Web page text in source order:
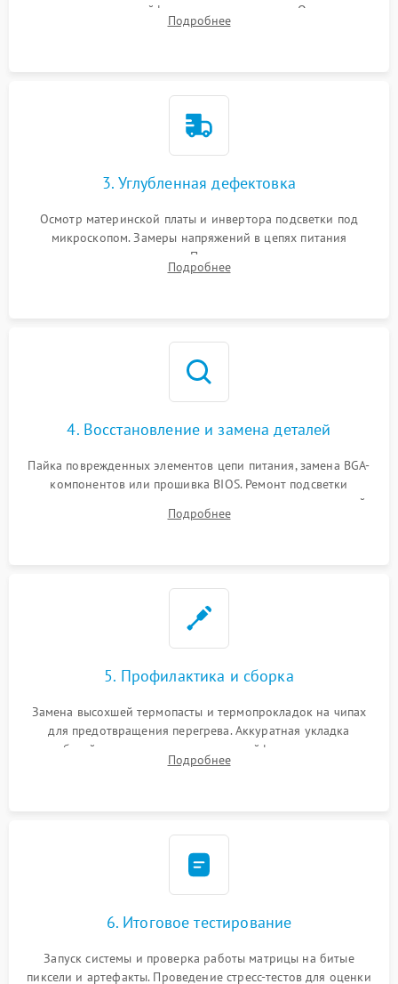
отключение шлейфов матрицы и питания. Очистка
массивной системы охлаждения от скопившейся пыли.
Подробнее
3. Углубленная дефектовка
Осмотр материнской платы и инвертора подсветки под
микроскопом. Замеры напряжений в цепях питания
процессора и видеокарты. Проверка состояния жесткого
диска и оперативной памяти с помощью POST-карт и
Подробнее
4. Восстановление и замена деталей
Пайка поврежденных элементов цепи питания, замена BGA-
компонентов или прошивка BIOS. Ремонт подсветки
матрицы, замена неисправного накопителя на скоростной
SSD или установка новых модулей памяти.
Подробнее
5. Профилактика и сборка
Замена высохшей термопасты и термопрокладок на чипах
для предотвращения перегрева. Аккуратная укладка
кабелей, подключение хрупких шлейфов матрицы и
надежная фиксация всех элементов внутри корпуса
Подробнее
6. Итоговое тестирование
Запуск системы и проверка работы матрицы на битые
пиксели и артефакты. Проведение стресс-тестов для оценки